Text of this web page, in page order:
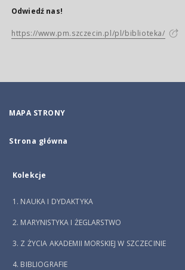
Odwiedź nas!
https://www.pm.szczecin.pl/pl/biblioteka/
MAPA STRONY
Strona główna
Kolekcje
1. NAUKA I DYDAKTYKA
2. MARYNISTYKA I ŻEGLARSTWO
3. Z ŻYCIA AKADEMII MORSKIEJ W SZCZECINIE
4. BIBLIOGRAFIE